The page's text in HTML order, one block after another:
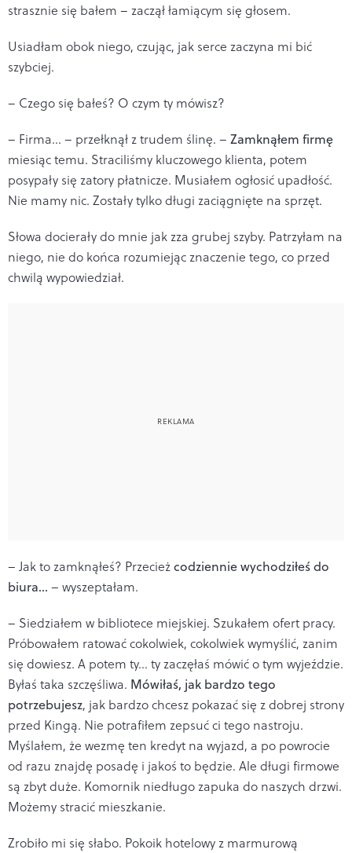
strasznie się bałem – zaczął łamiącym się głosem.
Usiadłam obok niego, czując, jak serce zaczyna mi bić
szybciej.
– Czego się bałeś? O czym ty mówisz?
– Firma... – przełknął z trudem ślinę. – Zamknąłem firmę
miesiąc temu. Straciliśmy kluczowego klienta, potem
posypały się zatory płatnicze. Musiałem ogłosić upadłość.
Nie mamy nic. Zostały tylko długi zaciągnięte na sprzęt.
Słowa docierały do mnie jak zza grubej szyby. Patrzyłam na
niego, nie do końca rozumiejąc znaczenie tego, co przed
chwilą wypowiedział.
– Jak to zamknąłeś? Przecieżcodziennie wychodziłeś do
biura... – wyszeptałam.
– Siedziałem w bibliotece miejskiej. Szukałem ofert pracy.
Próbowałem ratować cokolwiek, cokolwiek wymyślić, zanim
się dowiesz. A potem ty... ty zaczęłaś mówić o tym wyjeździe.
Byłaś taka szczęśliwa. Mówiłaś, jak bardzo tego
potrzebujesz, jak bardzo chcesz pokazać się z dobrej strony
przed Kingą. Nie potrafiłem zepsuć ci tego nastroju.
Myślałem, że wezmę ten kredyt na wyjazd, a po powrocie
od razu znajdę posadę i jakoś to będzie. Ale długi firmowe
są zbyt duże. Komornik niedługo zapuka do naszych drzwi.
Możemy stracić mieszkanie.
Zrobiło mi się słabo. Pokoik hotelowy z marmurową